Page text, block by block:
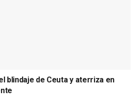
blindaje de Ceuta y aterriza en